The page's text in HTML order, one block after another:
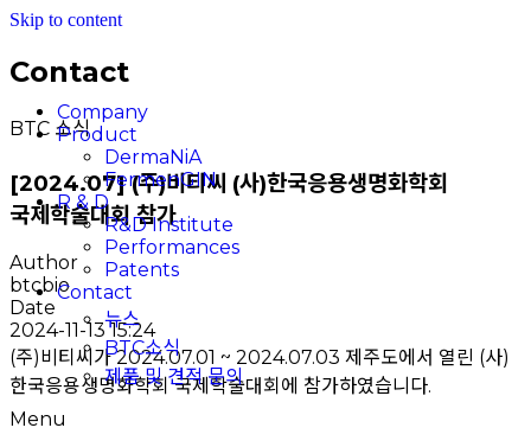
Skip to content
Company
Product
DermaNiA
FermenGIN
R & D
R&D Institute
Performances
Patents
Contact
뉴스
BTC소식
제품 및 견적 문의
Menu
Contact
BTC 소식
[2024.07] (주)비티씨 (사)한국응용생명화학회
국제학술대회 참가
Author
btcbio
Date
2024-11-13 15:24
(주)비티씨가 2024.07.01 ~ 2024.07.03 제주도에서 열린 (사)
한국응용생명화학회 국제학술대회에 참가하였습니다.